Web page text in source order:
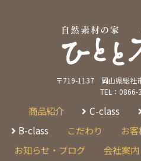
〒719-1137 岡山県総社
TEL：0866-
商品紹介 C-class
B-class
こだわり お
お知らせ・ブログ
会社案内